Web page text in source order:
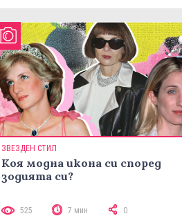
ЗВЕЗДЕН СТИЛ
Коя модна икона си според
зодията си?
525 7 мин 0